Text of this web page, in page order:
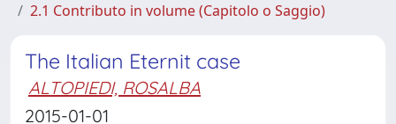
2.1 Contributo in volume (Capitolo o Saggio)
The Italian Eternit case
ALTOPIEDI, ROSALBA
2015-01-01